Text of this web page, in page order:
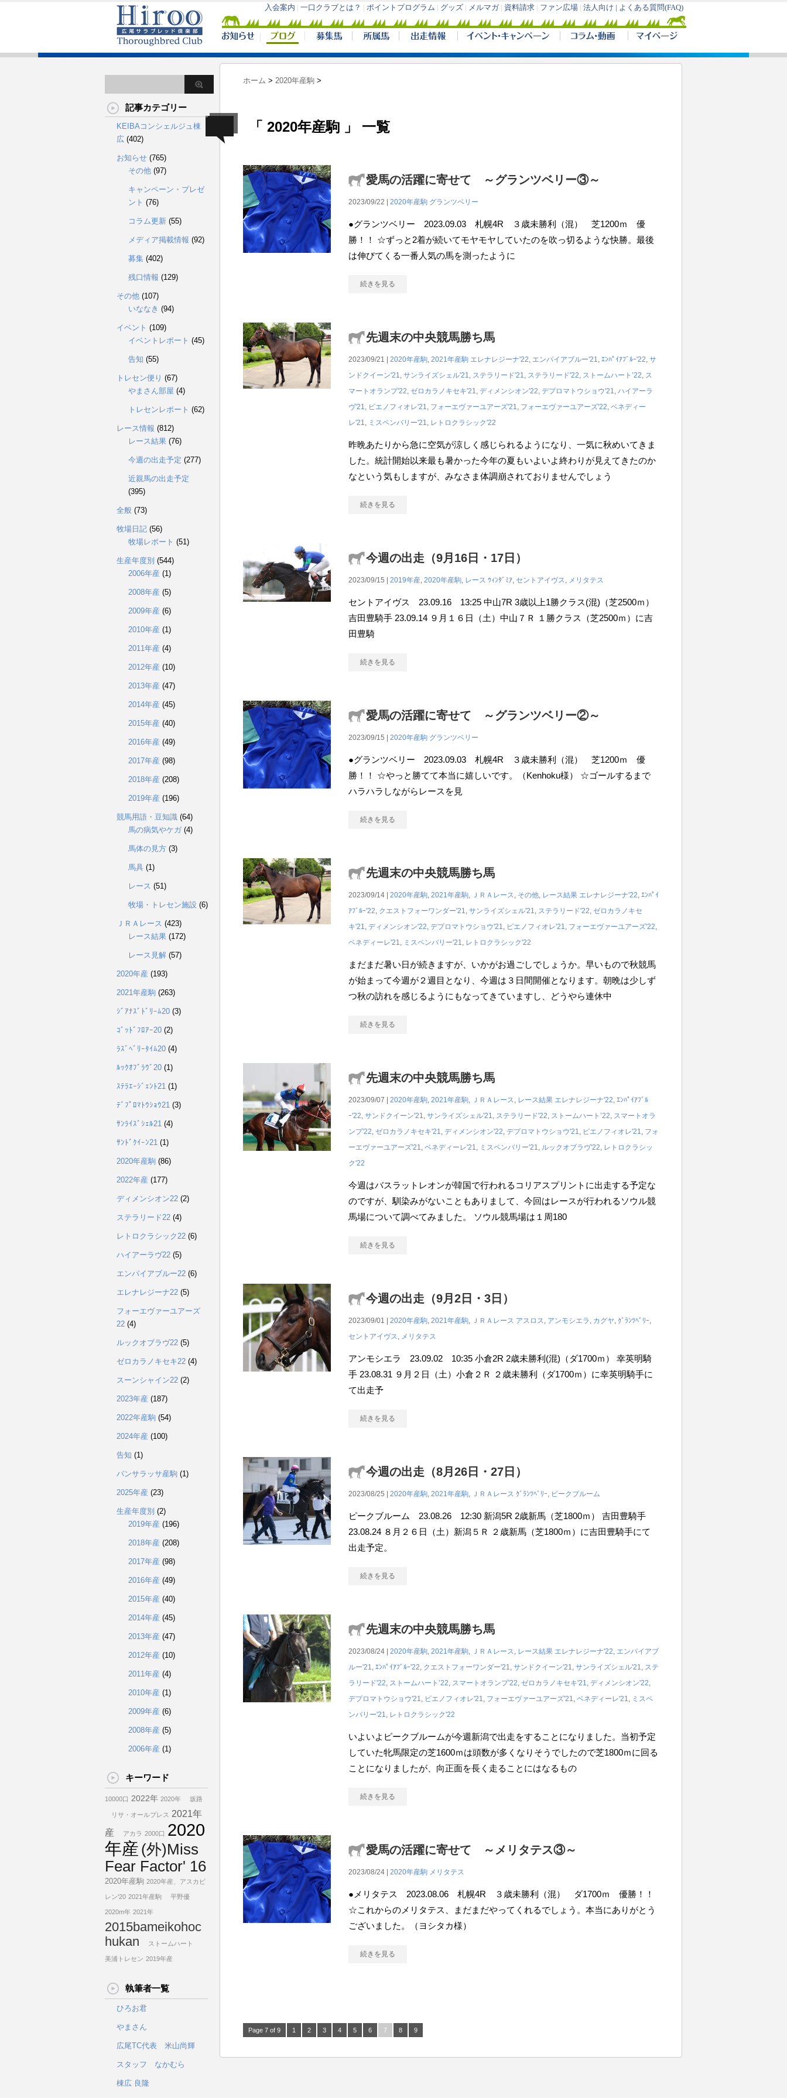
ホーム > 2020年産駒 >
「 2020年産駒 」 一覧
愛馬の活躍に寄せて ～グランツベリー③～
2023/09/22 | 2020年産駒 グランツベリー
●グランツベリー 2023.09.03 札幌4R ３歳未勝利（混） 芝1200ｍ 優
勝！！ ☆ずっと2着が続いてモヤモヤしていたのを吹っ切るような快勝。最後
は伸びてくる一番人気の馬を測ったように
続きを見る
先週末の中央競馬勝ち馬
2023/09/21 | 2020年産駒, 2021年産駒 エレナレジーナ'22, エンパイアブルー'21, ｴﾝﾊﾟｲｱﾌﾞﾙｰ'22, サ
ンドクイーン'21, サンライズシェル'21, ステラリード'21, ステラリード'22, ストームハート’22, ス
マートオランプ'22, ゼロカラノキセキ'21, ディメンシオン'22, デプロマトウショウ'21, ハイアーラ
ヴ'21, ピエノフィオレ'21, フォーエヴァーユアーズ'21, フォーエヴァーユアーズ'22, ベネディー
レ'21, ミスペンバリー'21, レトロクラシック'22
昨晩あたりから急に空気が涼しく感じられるようになり、一気に秋めいてきま
した。統計開始以来最も暑かった今年の夏もいよいよ終わりが見えてきたのか
なという気もしますが、みなさま体調崩されておりませんでしょう
続きを見る
今週の出走（9月16日・17日）
2023/09/15 | 2019年産, 2020年産駒, レース ｳｨﾝﾀﾞﾐｱ, セントアイヴス, メリタテス
セントアイヴス 23.09.16 13:25 中山7R 3歳以上1勝クラス(混)（芝2500ｍ）
吉田豊騎手 23.09.14 ９月１６日（土）中山７Ｒ １勝クラス（芝2500ｍ）に吉
田豊騎
続きを見る
愛馬の活躍に寄せて ～グランツベリー②～
2023/09/15 | 2020年産駒 グランツベリー
●グランツベリー 2023.09.03 札幌4R ３歳未勝利（混） 芝1200ｍ 優
勝！！ ☆やっと勝てて本当に嬉しいです。（Kenhoku様） ☆ゴールするまで
ハラハラしながらレースを見
続きを見る
先週末の中央競馬勝ち馬
2023/09/14 | 2020年産駒, 2021年産駒, ＪＲＡレース, その他, レース結果 エレナレジーナ'22, ｴﾝﾊﾟｲ
ｱﾌﾞﾙｰ'22, クエストフォーワンダー'21, サンライズシェル'21, ステラリード'22, ゼロカラノキセ
キ'21, ディメンシオン'22, デプロマトウショウ'21, ピエノフィオレ'21, フォーエヴァーユアーズ'22,
ベネディーレ'21, ミスペンバリー'21, レトロクラシック'22
まだまだ暑い日が続きますが、いかがお過ごしでしょうか。早いもので秋競馬
が始まって今週が２週目となり、今週は３日間開催となります。朝晩は少しず
つ秋の訪れを感じるようにもなってきていますし、どうやら連休中
続きを見る
先週末の中央競馬勝ち馬
2023/09/07 | 2020年産駒, 2021年産駒, ＪＲＡレース, レース結果 エレナレジーナ'22, ｴﾝﾊﾟｲｱﾌﾞﾙ
ｰ'22, サンドクイーン'21, サンライズシェル'21, ステラリード'22, ストームハート’22, スマートオラ
ンプ'22, ゼロカラノキセキ'21, ディメンシオン'22, デプロマトウショウ'21, ピエノフィオレ'21, フォ
ーエヴァーユアーズ'21, ベネディーレ'21, ミスペンバリー'21, ルックオブラヴ'22, レトロクラシッ
ク'22
今週はバスラットレオンが韓国で行われるコリアスプリントに出走する予定な
のですが、馴染みがないこともありまして、今回はレースが行われるソウル競
馬場について調べてみました。 ソウル競馬場は１周180
続きを見る
今週の出走（9月2日・3日）
2023/09/01 | 2020年産駒, 2021年産駒, ＪＲＡレース アスロス, アンモシエラ , カグヤ, ｸﾞﾗﾝﾂﾍﾞﾘｰ,
セントアイヴス, メリタテス
アンモシエラ 23.09.02 10:35 小倉2R 2歳未勝利(混)（ダ1700ｍ） 幸英明騎
手 23.08.31 ９月２日（土）小倉２Ｒ ２歳未勝利（ダ1700ｍ）に幸英明騎手に
て出走予
続きを見る
今週の出走（8月26日・27日）
2023/08/25 | 2020年産駒, 2021年産駒, ＪＲＡレース ｸﾞﾗﾝﾂﾍﾞﾘｰ, ピークブルーム
ピークブルーム 23.08.26 12:30 新潟5R 2歳新馬（芝1800ｍ） 吉田豊騎手
23.08.24 ８月２６日（土）新潟５Ｒ ２歳新馬（芝1800ｍ）に吉田豊騎手にて
出走予定。
続きを見る
先週末の中央競馬勝ち馬
2023/08/24 | 2020年産駒, 2021年産駒, ＪＲＡレース, レース結果 エレナレジーナ'22, エンパイアブ
ルー'21, ｴﾝﾊﾟｲｱﾌﾞﾙｰ'22, クエストフォーワンダー'21, サンドクイーン'21, サンライズシェル'21, ステ
ラリード'22, ストームハート’22, スマートオランプ'22, ゼロカラノキセキ'21, ディメンシオン'22,
デプロマトウショウ'21, ピエノフィオレ'21, フォーエヴァーユアーズ'21, ベネディーレ'21, ミスペ
ンバリー'21, レトロクラシック'22
いよいよピークブルームが今週新潟で出走をすることになりました。当初予定
していた牝馬限定の芝1600ｍは頭数が多くなりそうでしたので芝1800ｍに回る
ことになりましたが、向正面を長く走ることにはなるもの
続きを見る
愛馬の活躍に寄せて ～メリタテス③～
2023/08/24 | 2020年産駒 メリタテス
●メリタテス 2023.08.06 札幌4R ３歳未勝利（混） ダ1700ｍ 優勝！！
☆これからのメリタテス、まだまだやってくれるでしょう。本当にありがとう
ございました。（ヨシタカ様）
続きを見る
Page 7 of 9 1 2 3 4 5 6 7 8 9
記事カテゴリー
KEIBAコンシェルジュ棟
広 (402)
お知らせ (765)
その他 (97)
キャンペーン・プレゼ
ント (76)
コラム更新 (55)
メディア掲載情報 (92)
募集 (402)
残口情報 (129)
その他 (107)
いななき (94)
イベント (109)
イベントレポート (45)
告知 (55)
トレセン便り (67)
やまさん部屋 (4)
トレセンレポート (62)
レース情報 (812)
レース結果 (76)
今週の出走予定 (277)
近親馬の出走予定
(395)
全般 (73)
牧場日記 (56)
牧場レポート (51)
生産年度別 (544)
2006年産 (1)
2008年産 (5)
2009年産 (6)
2010年産 (1)
2011年産 (4)
2012年産 (10)
2013年産 (47)
2014年産 (45)
2015年産 (40)
2016年産 (49)
2017年産 (98)
2018年産 (208)
2019年産 (196)
競馬用語・豆知識 (64)
馬の病気やケガ (4)
馬体の見方 (3)
馬具 (1)
レース (51)
牧場・トレセン施設 (6)
ＪＲＡレース (423)
レース結果 (172)
レース見解 (57)
2020年産 (193)
2021年産駒 (263)
ｼﾞｱﾅｽﾞﾄﾞﾘｰﾑ20 (3)
ｺﾞｯﾄﾞﾌﾛｱｰ20 (2)
ﾗｽﾞﾍﾞﾘｰﾀｲﾑ20 (4)
ﾙｯｸｵﾌﾞﾗｳﾞ20 (1)
ｽﾃﾗｴｰｼﾞｪﾝﾄ21 (1)
ﾃﾞﾌﾟﾛﾏﾄｳｼｮｳ21 (3)
ｻﾝﾗｲｽﾞｼｪﾙ21 (4)
ｻﾝﾄﾞｸｲｰﾝ21 (1)
2020年産駒 (86)
2022年産 (177)
ディメンシオン22 (2)
ステラリード22 (4)
レトロクラシック22 (6)
ハイアーラヴ22 (5)
エンパイアブルー22 (6)
エレナレジーナ22 (5)
フォーエヴァーユアーズ
22 (4)
ルックオブラヴ22 (5)
ゼロカラノキセキ22 (4)
スーンシャイン22 (2)
2023年産 (187)
2022年産駒 (54)
2024年産 (100)
告知 (1)
パンサラッサ産駒 (1)
2025年産 (23)
生産年度別 (2)
2019年産 (196)
2018年産 (208)
2017年産 (98)
2016年産 (49)
2015年産 (40)
2014年産 (45)
2013年産 (47)
2012年産 (10)
2011年産 (4)
2010年産 (1)
2009年産 (6)
2008年産 (5)
2006年産 (1)
キーワード
10000口 2022年 2020年 坂路
リサ・オールプレス 2021年
産
アカラ 2000口 2020
年産 (外)Miss
Fear Factor' 16
2020年産駒 2020年産、アスカビ
レン'20 2021年産駒 平野優
2020m年 2021年
2015bameikohoc
hukan
ストームハート
美浦トレセン 2019年産
執筆者一覧
ひろお君
やまさん
広尾TC代表 米山尚輝
スタッフ なかむら
棟広 良隆